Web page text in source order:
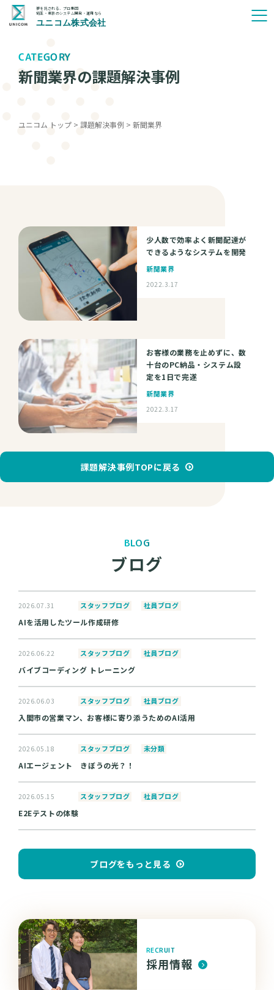
夢を託される、プロ集団
埼玉・東京のシステム開発・運用なら
ユニコム株式会社
CATEGORY
新聞業界の課題解決事例
ユニコム トップ > 課題解決事例 > 新聞業界
少人数で効率よく新聞配達が
できるようなシステムを開発
新聞業界
2022.3.17
お客様の業務を止めずに、数
十台のPC納品・システム設
定を1日で完遂
新聞業界
2022.3.17
課題解決事例TOPに戻る
BLOG
ブログ
2026.07.31 スタッフブログ 社員ブログ
AIを活用したツール作成研修
2026.06.22 スタッフブログ 社員ブログ
バイブコーディング トレーニング
2026.06.03 スタッフブログ 社員ブログ
入間市の営業マン、お客様に寄り添うためのAI活用
2026.05.18 スタッフブログ 未分類
AIエージェント きぼうの光？！
2026.05.15 スタッフブログ 社員ブログ
E2Eテストの体験
ブログをもっと見る
RECRUIT
採用情報